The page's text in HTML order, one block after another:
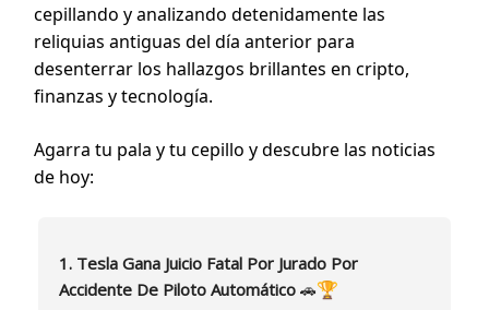
cepillando y analizando detenidamente las
reliquias antiguas del día anterior para
desenterrar los hallazgos brillantes en cripto,
finanzas y tecnología.
Agarra tu pala y tu cepillo y descubre las noticias
de hoy:
1. Tesla Gana Juicio Fatal Por Jurado Por
Accidente De Piloto Automático 🚗🏆